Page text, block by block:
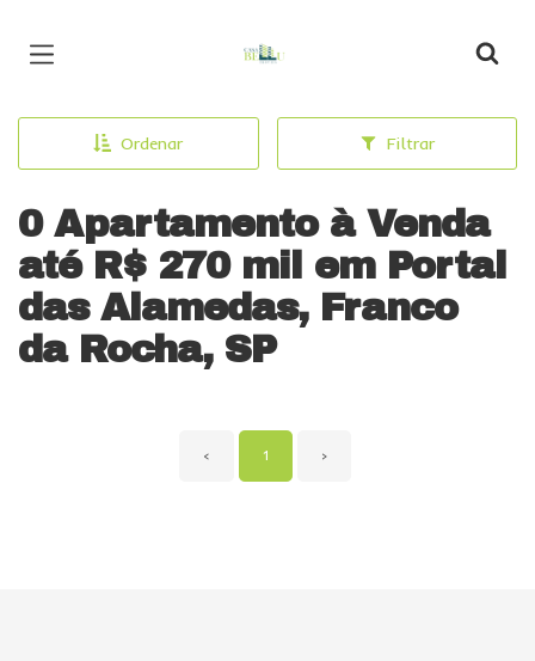
Ordenar Filtrar
0 Apartamento à Venda
até R$ 270 mil em Portal
das Alamedas, Franco
da Rocha, SP
‹ 1 ›